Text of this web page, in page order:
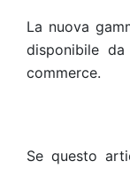
La nuova
disponibile
commerce.
Se questo